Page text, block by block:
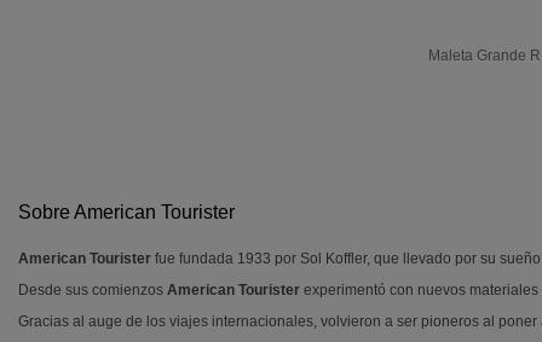
Maleta Grande
Sobre American Tourister
American Tourister fue fundada 1933 por Sol Koffler, que llevado por su
Desde sus comienzos American Tourister experimentó con nuevos
Gracias al auge de los viajes internacionales, volvieron a ser pioneros al